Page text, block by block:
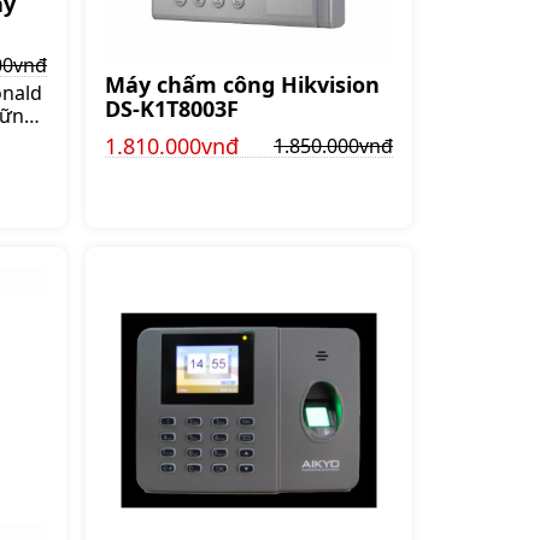
với
Máy chấm công Hikvision
DS-K1T8003F
1.810.000vnđ
1.850.000vnđ